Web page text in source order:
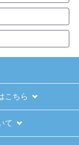
か？
か？
こちら
て